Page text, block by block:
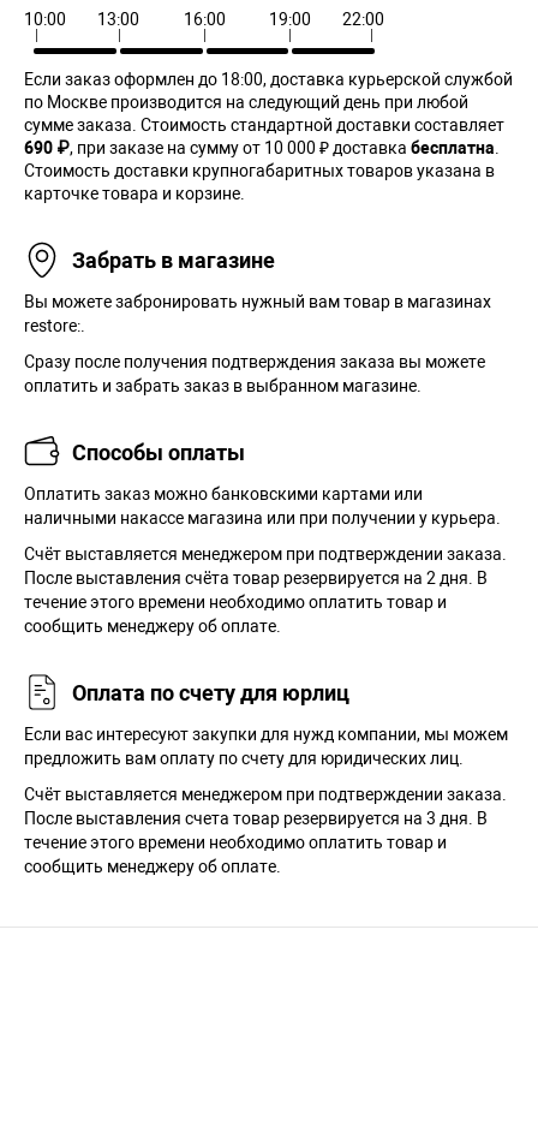
10:00
13:00 16:00 19:00 22:00
Если заказ оформлен до 18:00, доставка курьерской службой
по Москве производится на следующий день при любой
сумме заказа. Cтоимость стандартной доставки составляет
690 ₽, при заказе на сумму от 10 000 ₽ доставка бесплатна.
Стоимость доставки крупногабаритных товаров указана в
карточке товара и корзине.
Забрать в магазине
Вы можете забронировать нужный вам товар в магазинах
restore:.
Сразу после получения подтверждения заказа вы можете
оплатить и забрать заказ в выбранном магазине.
Способы оплаты
Оплатить заказ можно банковскими картами или
наличными накассе магазина или при получении у курьера.
Cчёт выставляется менеджером при подтверждении заказа.
После выставления счёта товар резервируется на 2 дня. В
течение этого времени необходимо оплатить товар и
сообщить менеджеру об оплате.
Оплата по счету для юрлиц
Если вас интересуют закупки для нужд компании, мы можем
предложить вам оплату по счету для юридических лиц.
Счёт выставляется менеджером при подтверждении заказа.
После выставления счета товар резервируется на 3 дня. В
течение этого времени необходимо оплатить товар и
сообщить менеджеру об оплате.